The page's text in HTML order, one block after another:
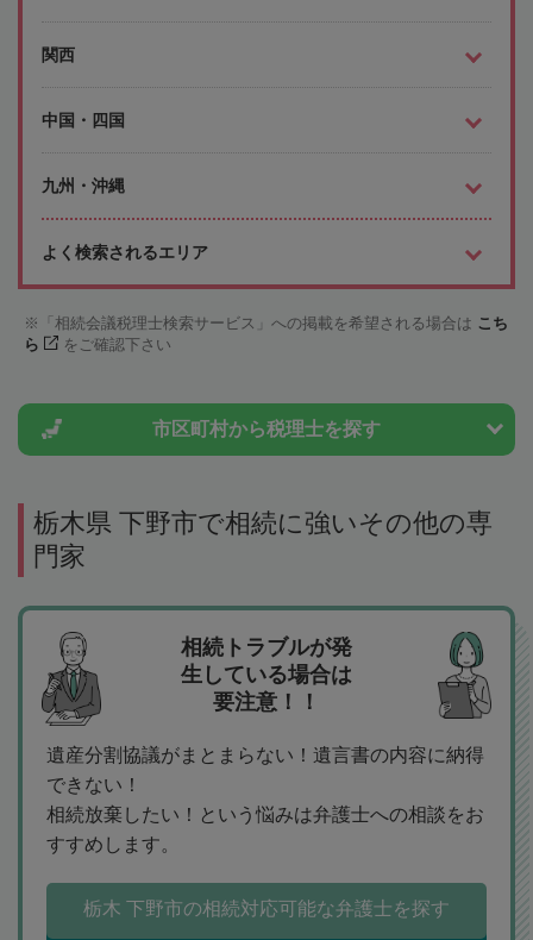
関西
中国・四国
九州・沖縄
よく検索されるエリア
「相続会議税理士検索サービス」への掲載を希望される場合は こち
ら
をご確認下さい
市区町村から税理士を探す
栃木県 下野市で相続に強いその他の専
門家
相続トラブルが発
生している場合は
要注意！！
遺産分割協議がまとまらない！遺言書の内容に納得
できない！
相続放棄したい！という悩みは弁護士への相談をお
すすめします。
栃木 下野市の相続対応可能な弁護士を探す